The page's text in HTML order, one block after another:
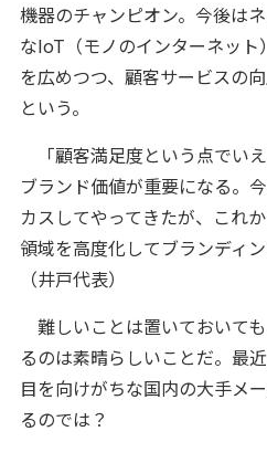
機器のチャンピオン。今後は
なIoT（モノのインターネッ
を広めつつ、顧客サービスの
という。
「顧客満足度という点でい
ブランド価値が重要になる。
カスしてやってきたが、これ
領域を高度化してブランディ
（井戸代表）
難しいことは置いておいて
るのは素晴らしいことだ。最
目を向けがちな国内の大手メ
るのでは？